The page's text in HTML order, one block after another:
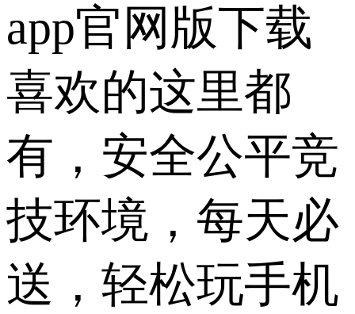
app官网版下载
喜欢的这里都
有，安全公平竞
技环境，每天必
送，轻松玩手机